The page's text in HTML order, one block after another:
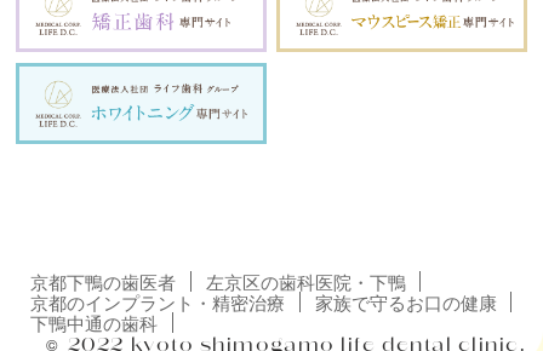
京都下鴨の歯医者
左京区の歯科医院・下鴨
京都のインプラント・精密治療
家族で守るお口の健康
下鴨中通の歯科
© 2022 kyoto shimogamo life dental clinic.